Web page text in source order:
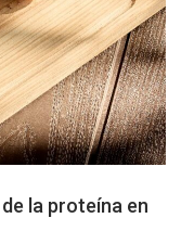
la proteína en